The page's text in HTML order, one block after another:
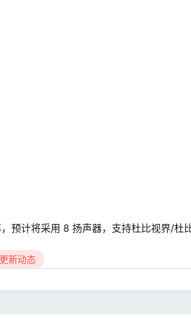
预计将采用 8 扬声器，支持杜比视界/杜比
更新动态